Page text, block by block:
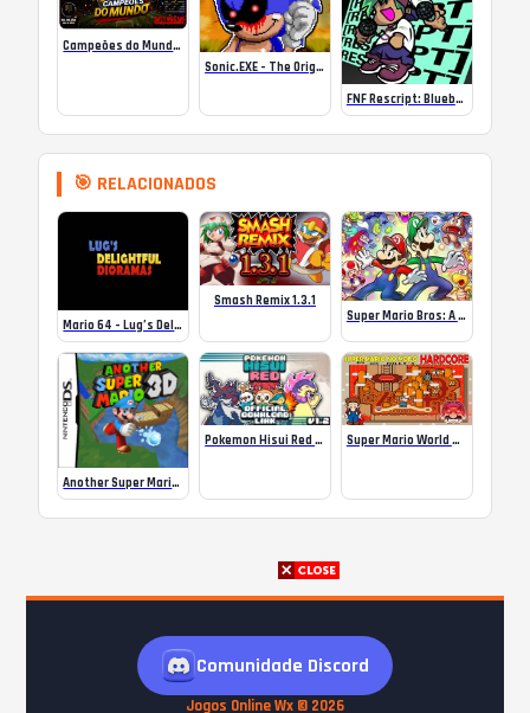
Campeões do Mundo (ISS) Online
Sonic.EXE – The Original Game Online
FNF Rescript: Blueballed
🎯 RELACIONADOS
Mario 64 – Lug’s Delightful Dioramas
Smash Remix 1.3.1
Super Mario Bros: A Multiplayer Adventure!
Another Super Mario 3D
Pokemon Hisui Red Version: Completed v1.2 Super Mario World NO MODO HARD
Comunidade Discord
Jogos Online Wx © 2026